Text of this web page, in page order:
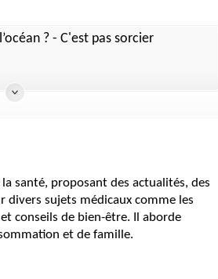
? - C'est pas sorcier
santé, proposant des actualités, des
divers sujets médicaux comme les
conseils de bien-être. Il aborde
et de famille.